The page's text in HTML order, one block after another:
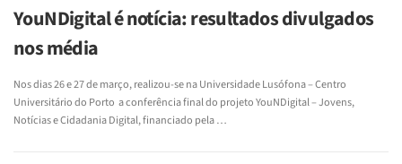
YouNDigital é notícia: resultados divulgados
nos média
Nos dias 26 e 27 de março, realizou-se na Universidade Lusófona – Centro
Universitário do Porto a conferência final do projeto YouNDigital – Jovens,
Notícias e Cidadania Digital, financiado pela …